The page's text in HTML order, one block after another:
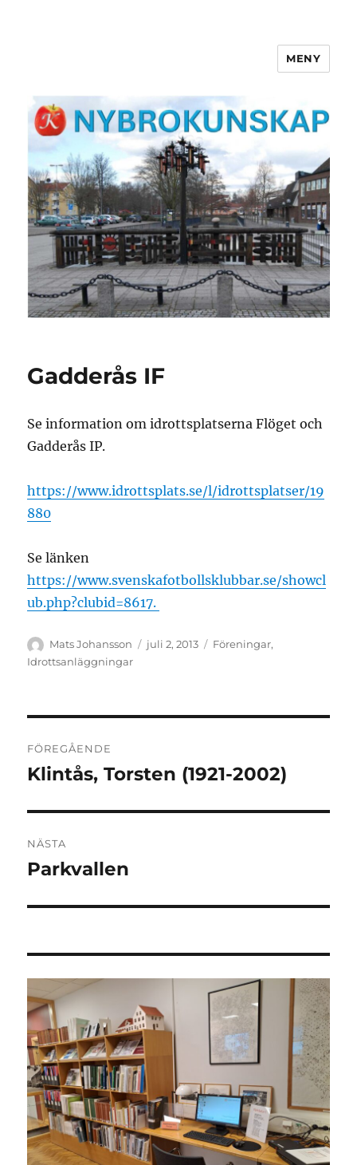
MENY
Gadderås IF
Se information om idrottsplatserna Flöget och
Gadderås IP.
https://www.idrottsplats.se/l/idrottsplatser/19
880
Se länken
https://www.svenskafotbollsklubbar.se/showcl
ub.php?clubid=8617.
Författare
Mats Johansson
Publicerat
juli 2, 2013 Kategorier
Föreningar,
Idrottsanläggningar
FÖREGÅENDE
Föregående
Klintås, Torsten (1921-2002)
NÄSTA
Nästa
Parkvallen